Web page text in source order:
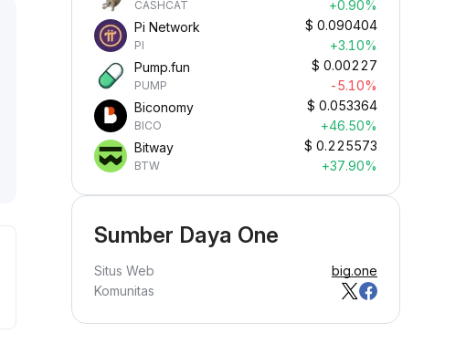
CASHCAT
+0.90%
Pi Network
PI
$ 0.090404
+3.10%
Pump.fun
PUMP
$ 0.00227
-5.10%
Biconomy
BICO
$ 0.053364
+46.50%
Bitway
BTW
$ 0.225573
+37.90%
Sumber Daya One
Situs Web
big.one
Komunitas